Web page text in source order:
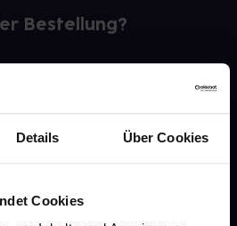
Details Über Cookies
Cookies
Bestellung?